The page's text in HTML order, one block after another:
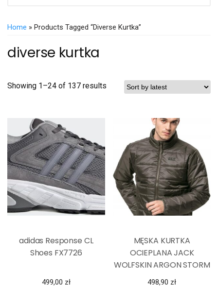
Home » Products Tagged “diverse Kurtka”
diverse kurtka
Showing 1–24 of 137 results
adidas Response CL
Shoes FX7726
499,00 zł
MĘSKA KURTKA
OCIEPLANA JACK
WOLFSKIN ARGON STORM
L
498,90 zł